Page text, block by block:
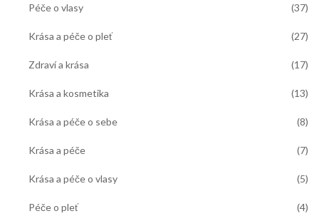
Péče o vlasy (37)
Krása a péče o pleť (27)
Zdraví a krása (17)
Krása a kosmetika (13)
Krása a péče o sebe (8)
Krása a péče (7)
Krása a péče o vlasy (5)
Péče o pleť (4)